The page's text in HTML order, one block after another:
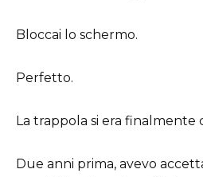
Bloccai lo schermo.
Perfetto.
La trappola si era finalmente
Due anni prima, avevo